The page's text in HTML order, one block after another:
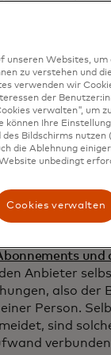
spricht
. Dies
eines
Manchmal
ehrlichen
oder der
zu
seine Karte
er einen
Händlern aus
und
Anbieter
also der
Person.
sind
unseren Websites, um
zu verstehen und die
verwenden wir
der
verwalten", um
können Ihre
Bildschirms nutzen
die Ablehnung
unbedingt
Cookies verwalten